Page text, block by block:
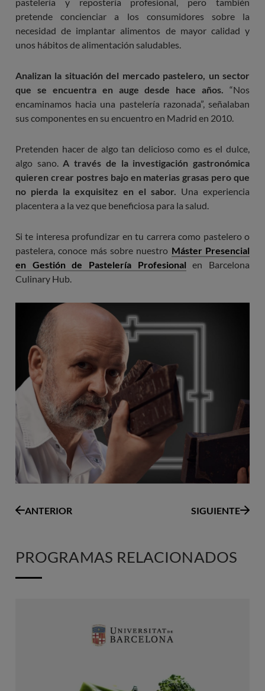
pretende concienciar a los consumidores sobre la
necesidad de implantar alimentos de mayor calidad y
unos hábitos de alimentación saludables.
Analizan la situación del mercado pastelero, un sector
que se encuentra en auge desde hace años. “Nos
encaminamos hacia una pastelería razonada”, señalaban
sus componentes en su encuentro en Madrid en 2010.
Pretenden hacer de algo tan delicioso como es el dulce,
algo sano.A través de la investigación gastronómica
quieren crear postres bajo en materias grasas pero que
no pierda la exquisitez en el sabor. Una experiencia
placentera a la vez que beneficiosa para la salud.
Si te interesa profundizar en tu carrera como pastelero o
pastelera, conoce más sobre nuestro Máster Presencial
en Gestión de Pastelería Profesional en Barcelona
Culinary Hub.
ANTERIOR SIGUIENTE
PROGRAMAS RELACIONADOS